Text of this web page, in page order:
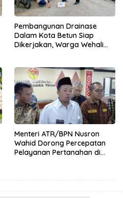
Pembangunan Drainase
Dalam Kota Betun Siap
Dikerjakan, Warga Wehali
Menteri ATR/BPN Nusron
Wahid Dorong Percepatan
Pelayanan Pertanahan di